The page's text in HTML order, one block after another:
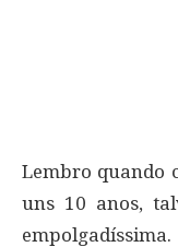
Lembro quando
uns 10 anos,